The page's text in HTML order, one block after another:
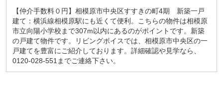
【仲介手数料０円】相模原市中央区すすきの町4期 新築一戸
建て：横浜線相模原駅にも近くて便利。こちらの物件は相模原
市立向陽小学校まで307m以内にあるのがポイントです。新築
の戸建て物件です。リビングボイスでは、相模原市中央区の一
戸建てを豊富にご紹介しております。詳細確認や見学なら、
0120-028-551までご連絡下さい。